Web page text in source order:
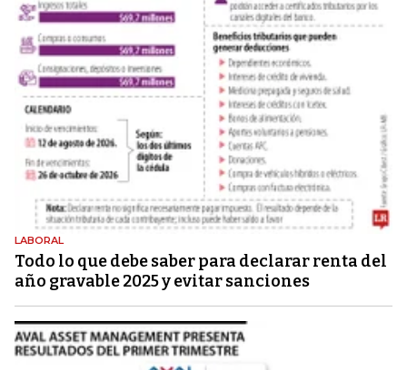
LABORAL
Todo lo que debe saber para declarar renta del
año gravable 2025 y evitar sanciones